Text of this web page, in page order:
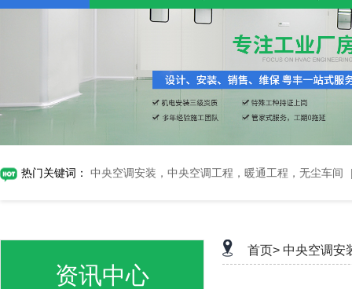
热门关键词： 中央空调安装，中央空调工程，暖通工程，无尘车间
资讯中心
首页> 中央空调安